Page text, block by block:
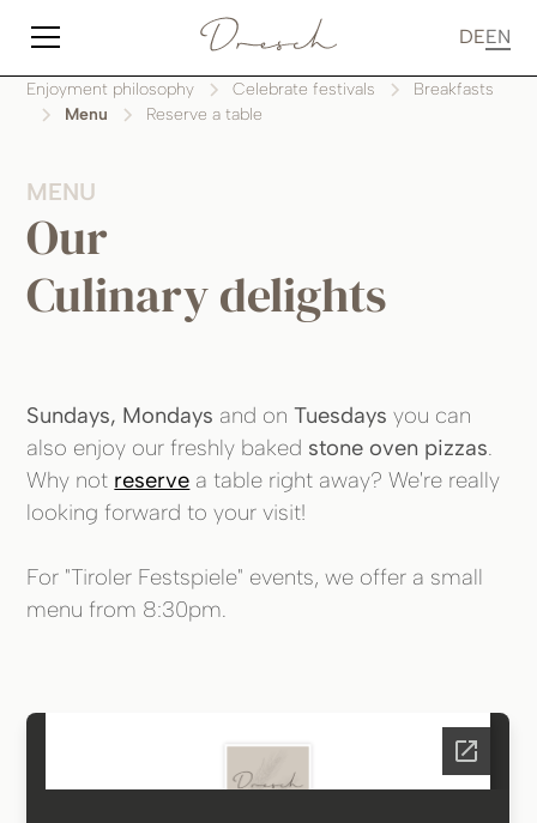
DEEN
Enjoyment philosophy Celebrate festivals
Breakfasts
Menu
Reserve a table
MENU
Our
Culinary delights
Sundays, Mondays and onTuesdays you can
also enjoy our freshly baked stone oven pizzas.
Why not reserve a table right away? We're really
looking forward to your visit!
For "Tiroler Festspiele" events, we offer a small
menu from 8:30pm.